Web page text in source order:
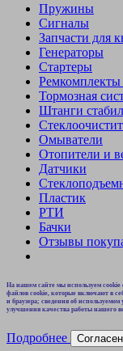
Пружины
Сигналы
Запчасти для
Генераторы
Стартеры
Ремкомплекты
Тормозная
Штанги
Омыватели
Отопители и
Датчики
Пластик
РТИ
Бачки
Отзывы
На нашем сайте мы используем cookie
файлов cookie, которые включают в
и браузера; сведения об
улучшения качества работы нашего
Подробнее